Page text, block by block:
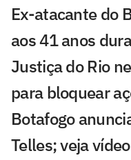
Ex-atacante do
aos 41 anos
Justiça do Rio
para bloquear
Botafogo
Telles; veja vídeo